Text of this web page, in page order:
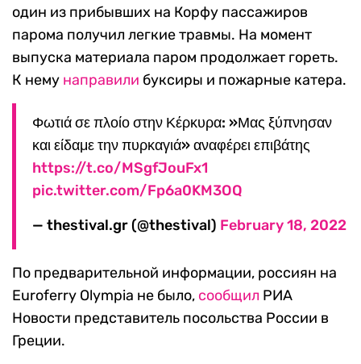
один из прибывших на Корфу пассажиров
парома получил легкие травмы. На момент
выпуска материала паром продолжает гореть.
К нему направили буксиры и пожарные катера.
Φωτιά σε πλοίο στην Κέρκυρα: »Μας ξύπνησαν
και είδαμε την πυρκαγιά» αναφέρει επιβάτης
https://t.co/MSgfJouFx1
pic.twitter.com/Fp6a0KM3OQ
— thestival.gr (@thestival) February 18, 2022
По предварительной информации, россиян на
Euroferry Olympia не было, сообщил РИА
Новости представитель посольства России в
Греции.